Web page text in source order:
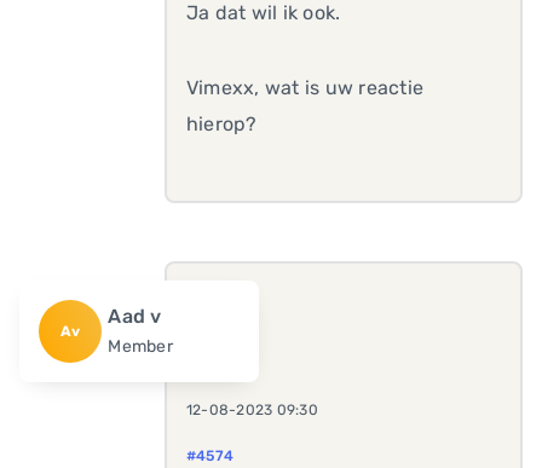
Ja dat wil ik ook.
Vimexx, wat is uw reactie
hierop?
Av
Aad v
Member
12-08-2023 09:30
#4574